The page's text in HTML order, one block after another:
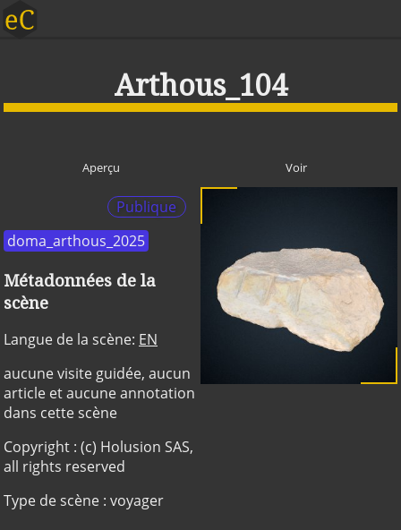
Arthous_104
Aperçu Voir
Publique
doma_arthous_2025
Métadonnées de la
scène
Langue de la scène: EN
aucune visite guidée, aucun
article et aucune annotation
dans cette scène
Copyright : (c) Holusion SAS,
all rights reserved
Type de scène : voyager